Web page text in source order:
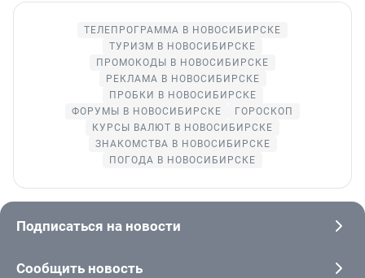
ТЕЛЕПРОГРАММА В НОВОСИБИРСКЕ
ТУРИЗМ В НОВОСИБИРСКЕ
ПРОМОКОДЫ В НОВОСИБИРСКЕ
РЕКЛАМА В НОВОСИБИРСКЕ
ПРОБКИ В НОВОСИБИРСКЕ
ФОРУМЫ В НОВОСИБИРСКЕ
ГОРОСКОП
КУРСЫ ВАЛЮТ В НОВОСИБИРСКЕ
ЗНАКОМСТВА В НОВОСИБИРСКЕ
ПОГОДА В НОВОСИБИРСКЕ
Подписаться на новости
Сообщить новость